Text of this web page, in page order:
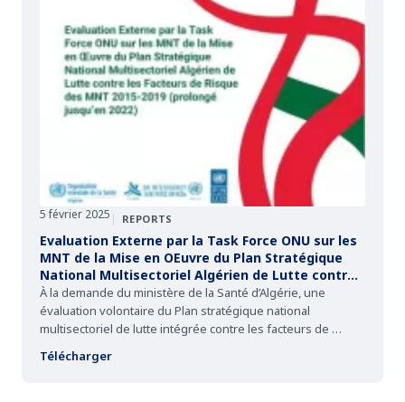
5 février 2025 | REPORTS
Evaluation Externe par la Task Force ONU sur les
MNT de la Mise en OEuvre du Plan Stratégique
National Multisectoriel Algérien de Lutte contre
les Facteurs de Risque des MNT 2015-2019
(prolongé jusqu’en 2022)
À la demande du ministère de la Santé d’Algérie, une
évaluation volontaire du Plan stratégique national
multisectoriel de lutte intégrée contre les facteurs de …
Télécharger